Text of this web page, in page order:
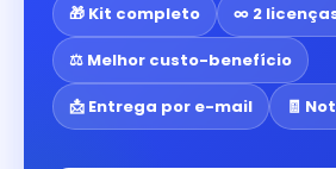
🎁 Kit completo ∞ 2
⚖️ Melhor custo-benefício
📩 Entrega por e-mail 🧾